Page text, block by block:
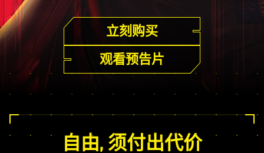
立刻购买
观看预告片
自由, 须付出代价